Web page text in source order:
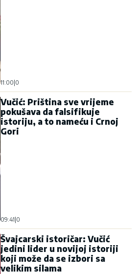
11:00 0
Vučić: Priština sve vrijeme
pokušava da falsifikuje
istoriju, a to nameću i Crnoj
Gori
09:41 0
Švajcarski istoričar: Vučić
jedini lider u novijoj istoriji
koji može da se izbori sa
velikim silama